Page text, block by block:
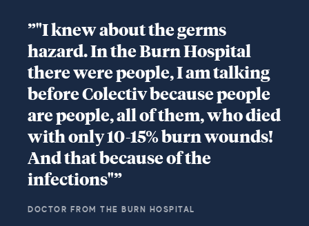
”"I knew about the germs
hazard. In the Burn Hospital
there were people, I am talking
before Colectiv because people
are people, all of them, who died
with only 10-15% burn wounds!
And that because of the
infections"”
DOCTOR FROM THE BURN HOSPITAL